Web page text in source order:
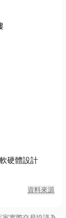
硬體設計
資料來源